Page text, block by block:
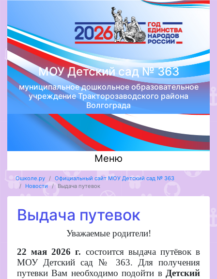
МОУ Детский сад № 363
муниципальное дошкольное образовательное
учреждение Тракторозаводского района
Волгограда
Меню
Ошколе.ру
Официальный сайт МОУ Детский сад № 363
Новости
Выдача путевок
Выдача путевок
Уважаемые родители!
22 мая 2026 г. состоится выдача путёвок в
МОУ Детский сад № 363. Для получения
путевки Вам необходимо подойти в Детский